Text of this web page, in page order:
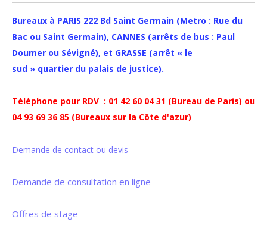
Bureaux à PARIS 222 Bd Saint Germain (Metro : Rue du
Bac ou Saint Germain), CANNES (arrêts de bus : Paul
Doumer ou Sévigné), et GRASSE (arrêt « le
sud » quartier du palais de justice).
Téléphone pour RDV : 01 42 60 04 31 (Bureau de Paris) ou
04 93 69 36 85 (Bureaux sur la Côte d'azur)
Demande de contact ou devis
Demande de consultation en ligne
Offres de stage